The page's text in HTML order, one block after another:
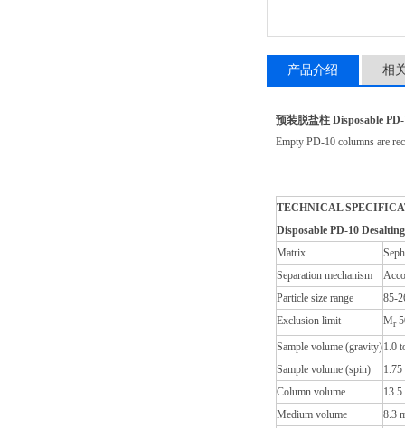
产品介绍 相
预装脱盐柱 Disposable
Empty PD-10 columns are
TECHNICAL
Disposable PD-10
Matrix
Separation mechanism
Particle size range
85-
Exclusion limit
Mr
Sample volume (gravity)1.0
Sample volume (spin)
Column volume
13.5
Medium volume
8.3